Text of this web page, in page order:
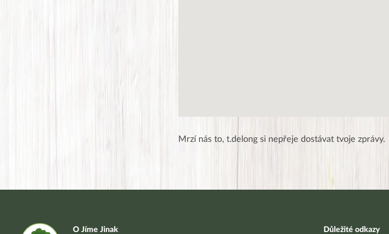
Mrzí nás to, t.delong si nepřeje dostávat tvoje zprávy.
O Jíme Jinak Důležité odkazy